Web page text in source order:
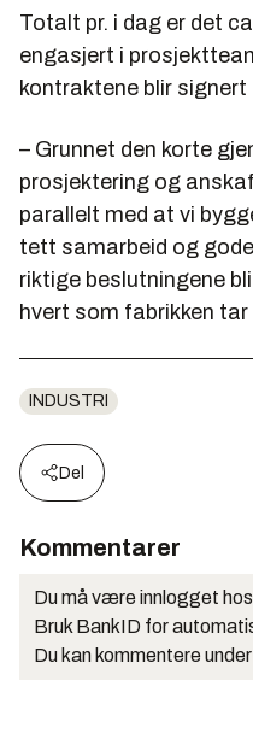
Totalt pr. i dag er det
engasjert i
kontraktene blir signert
– Grunnet den korte
prosjektering og
parallelt med at vi
tett samarbeid og
riktige beslutningene
hvert som fabrikken
INDUSTRI
Del
Kommentarer
Du må være innlogget
Bruk BankID for
Du kan kommentere